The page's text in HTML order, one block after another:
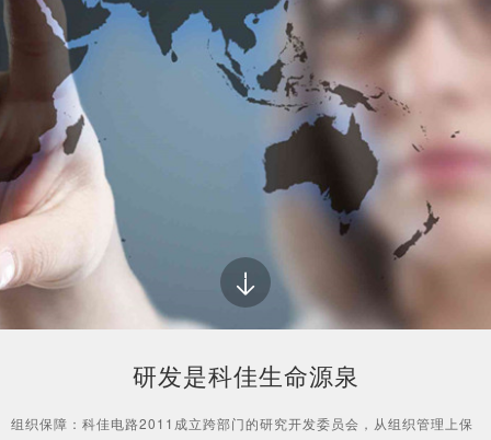
研发是科佳生命源泉
组织保障：科佳电路2011成立跨部门的研究开发委员会，从组织管理上保